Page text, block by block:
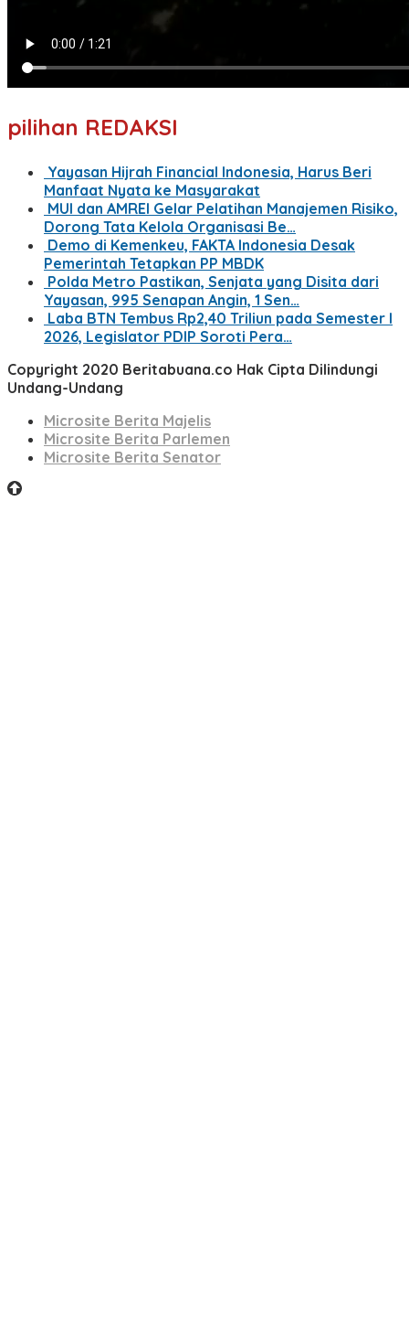
pilihan REDAKSI
Yayasan Hijrah Financial Indonesia, Harus Beri
Manfaat Nyata ke Masyarakat
MUI dan AMREI Gelar Pelatihan Manajemen Risiko,
Dorong Tata Kelola Organisasi Be…
Demo di Kemenkeu, FAKTA Indonesia Desak
Pemerintah Tetapkan PP MBDK
Polda Metro Pastikan, Senjata yang Disita dari
Yayasan, 995 Senapan Angin, 1 Sen…
Laba BTN Tembus Rp2,40 Triliun pada Semester I
2026, Legislator PDIP Soroti Pera…
Copyright 2020 Beritabuana.co Hak Cipta Dilindungi
Undang-Undang
Microsite Berita Majelis
Microsite Berita Parlemen
Microsite Berita Senator